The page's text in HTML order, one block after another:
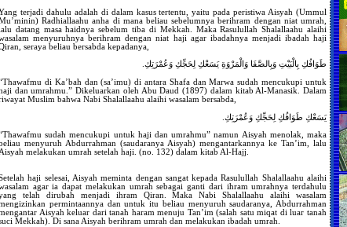
terjadi dahulu adalah di dalam kasus tertentu, yaitu pada peristiwa Aisyah (Ummul
Radhiallaahu anha di mana beliau sebelumnya berihram dengan niat umrah,
datang masa haidnya sebelum tiba di Mekkah. Maka Rasulullah Shalallaahu alaihi
menyuruhnya berihram dengan niat haji agar ibadahnya menjadi ibadah haji
seraya beliau bersabda kepadanya,
طَوَافُكِ بِالْبَيْتِ وَبِالصَّفَا وَالْمَرْوَةِ يَسَعْكِ لِحَجِّكِ وَعُمْرَتِكِ.
di Ka’bah dan (sa’imu) di antara Shafa dan Marwa sudah mencukupi untuk
dan umrahmu.” Dikeluarkan oleh Abu Daud (1897) dalam kitab Al-Manasik. Dalam
Muslim bahwa Nabi Shalallaahu alaihi wasalam bersabda,
يَسَعْكِ طَوَافُكِ لِحَجِّكِ وَعُمْرَتِكِ.
sudah mencukupi untuk haji dan umrahmu” namun Aisyah menolak, maka
menyuruh Abdurrahman (saudaranya Aisyah) mengantarkannya ke Tan’im, lalu
melakukan umrah setelah haji. (no. 132) dalam kitab Al-Hajj.
haji selesai, Aisyah meminta dengan sangat kepada Rasulullah Shalallaahu alaihi
agar ia dapat melakukan umrah sebagai ganti dari ihram umrahnya terdahulu
telah dirubah menjadi ihram Qiran. Maka Nabi Shalallaahu alaihi wasalam
permintaannya dan untuk itu beliau menyuruh saudaranya, Abdurrahman
Aisyah keluar dari tanah haram menuju Tan’im (salah satu miqat di luar tanah
Mekkah). Di sana Aisyah berihram umrah dan melakukan ibadah umrah.